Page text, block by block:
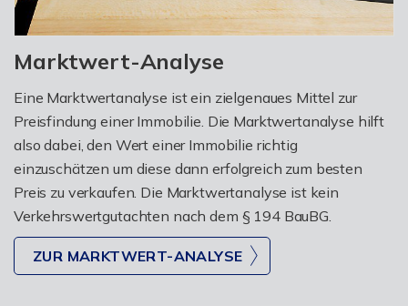
Marktwert-Analyse
Eine Marktwertanalyse ist ein zielgenaues Mittel zur
Preisfindung einer Immobilie. Die Marktwertanalyse hilft
also dabei, den Wert einer Immobilie richtig
einzuschätzen um diese dann erfolgreich zum besten
Preis zu verkaufen. Die Marktwertanalyse ist kein
Verkehrswertgutachten nach dem § 194 BauBG.
ZUR MARKTWERT-ANALYSE